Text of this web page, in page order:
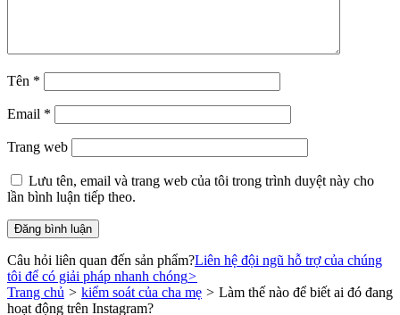
Tên *
Email *
Trang web
Lưu tên, email và trang web của tôi trong trình duyệt này cho
lần bình luận tiếp theo.
Câu hỏi liên quan đến sản phẩm?Liên hệ đội ngũ hỗ trợ của chúng
tôi để có giải pháp nhanh chóng>
Trang chủ > kiểm soát của cha mẹ > Làm thế nào để biết ai đó đang
hoạt động trên Instagram?